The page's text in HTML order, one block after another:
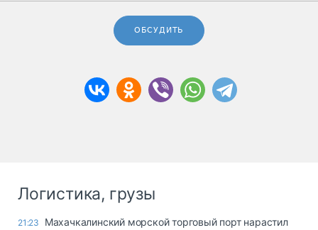
ОБСУДИТЬ
Логистика, грузы
21:23
Махачкалинский морской торговый порт нарастил